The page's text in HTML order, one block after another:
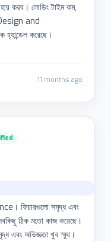
করব। লোডিং টাইম কম,
and
করেছে।
11 months ago
ফিচারগুলো সমৃদ্ধ এবং
ঠিক মতো কাজ করেছে।
এবং অভিজ্ঞতা খুব স্মুথ।